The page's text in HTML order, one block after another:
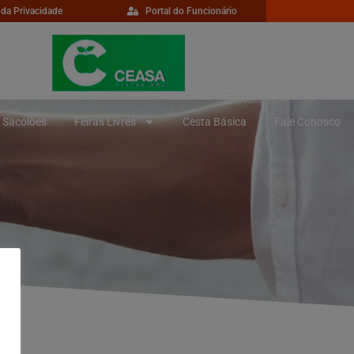
Privacidade Portal do Funcionário
Sacolões Feiras Livres Cesta Básica Fale Conosco